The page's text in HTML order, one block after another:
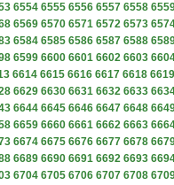
6554 6555 6556 6557 6558
6569 6570 6571 6572 6573
6584 6585 6586 6587 6588
6599 6600 6601 6602 6603
6614 6615 6616 6617 6618 6619
6629 6630 6631 6632 6633
6644 6645 6646 6647 6648
6659 6660 6661 6662 6663
6674 6675 6676 6677 6678
6689 6690 6691 6692 6693
6704 6705 6706 6707 6708